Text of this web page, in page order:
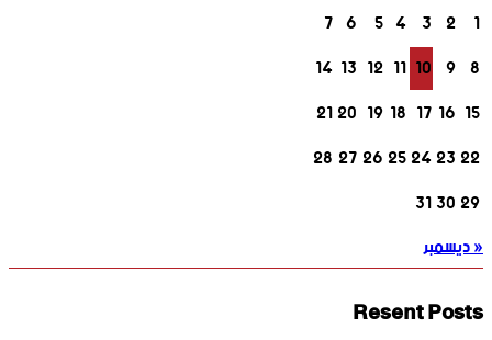
1
2
3
4
5
6
7
8
9
10
11
12
13
14
15
16
17
18
19
20
21
22
23
24
25
26
27
28
29
30
31
« ديسمبر
Resent Posts